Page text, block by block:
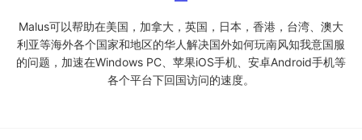
Malus可以帮助在美国，加拿大，英国，日本，香港，台湾、澳大
利亚等海外各个国家和地区的华人解决国外如何玩南风知我意国服
的问题，加速在Windows PC、苹果iOS手机、安卓Android手机等
各个平台下回国访问的速度。